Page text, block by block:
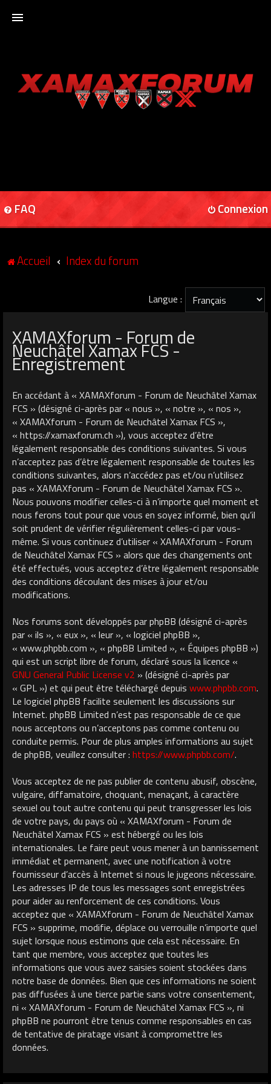
XAMAXFORUM
FAQ Connexion
Accueil Index du forum
Langue :
XAMAXforum - Forum de
Neuchâtel Xamax FCS -
Enregistrement
En accédant à « XAMAXforum - Forum de Neuchâtel Xamax
FCS » (désigné ci-après par « nous », « notre », « nos »,
« XAMAXforum - Forum de Neuchâtel Xamax FCS »,
« https://xamaxforum.ch »), vous acceptez d’être
légalement responsable des conditions suivantes. Si vous
n’acceptez pas d’être légalement responsable de toutes les
conditions suivantes, alors n’accédez pas et/ou n’utilisez
pas « XAMAXforum - Forum de Neuchâtel Xamax FCS ».
Nous pouvons modifier celles-ci à n’importe quel moment et
nous ferons tout pour que vous en soyez informé, bien qu’il
soit prudent de vérifier régulièrement celles-ci par vous-
même. Si vous continuez d’utiliser « XAMAXforum - Forum
de Neuchâtel Xamax FCS » alors que des changements ont
été effectués, vous acceptez d’être légalement responsable
des conditions découlant des mises à jour et/ou
modifications.
Nos forums sont développés par phpBB (désigné ci-après
par « ils », « eux », « leur », « logiciel phpBB »,
« www.phpbb.com », « phpBB Limited », « Équipes phpBB »)
qui est un script libre de forum, déclaré sous la licence «
GNU General Public License v2 » (désigné ci-après par
« GPL ») et qui peut être téléchargé depuis www.phpbb.com.
Le logiciel phpBB facilite seulement les discussions sur
Internet. phpBB Limited n’est pas responsable de ce que
nous acceptons ou n’acceptons pas comme contenu ou
conduite permis. Pour de plus amples informations au sujet
de phpBB, veuillez consulter : https://www.phpbb.com/.
Vous acceptez de ne pas publier de contenu abusif, obscène,
vulgaire, diffamatoire, choquant, menaçant, à caractère
sexuel ou tout autre contenu qui peut transgresser les lois
de votre pays, du pays où « XAMAXforum - Forum de
Neuchâtel Xamax FCS » est hébergé ou les lois
internationales. Le faire peut vous mener à un bannissement
immédiat et permanent, avec une notification à votre
fournisseur d’accès à Internet si nous le jugeons nécessaire.
Les adresses IP de tous les messages sont enregistrées
pour aider au renforcement de ces conditions. Vous
acceptez que « XAMAXforum - Forum de Neuchâtel Xamax
FCS » supprime, modifie, déplace ou verrouille n’importe quel
sujet lorsque nous estimons que cela est nécessaire. En
tant que membre, vous acceptez que toutes les
informations que vous avez saisies soient stockées dans
notre base de données. Bien que ces informations ne soient
pas diffusées à une tierce partie sans votre consentement,
ni « XAMAXforum - Forum de Neuchâtel Xamax FCS », ni
phpBB ne pourront être tenus comme responsables en cas
de tentative de piratage visant à compromettre les
données.